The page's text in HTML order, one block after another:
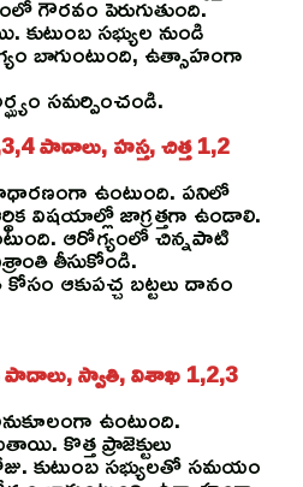
గౌరవం పెరుగుతుంది.
సభ్యుల నుండి
బాగుంటుంది, ఉత్సాహంగా
సమర్పించండి.
పాదాలు, హస్త, చిత్త 1,2
ఉంటుంది. పనిలో
విషయాల్లో జాగ్రత్తగా ఉండాలి.
ఆరోగ్యంలో చిన్నపాటి
తీసుకోండి.
ఆకుపచ్చ బట్టలు దానం
పాదాలు, స్వాతి, విశాఖ 1,2,3
ఉంటుంది.
కొత్త ప్రాజెక్టులు
కుటుంబ సభ్యులతో సమయం